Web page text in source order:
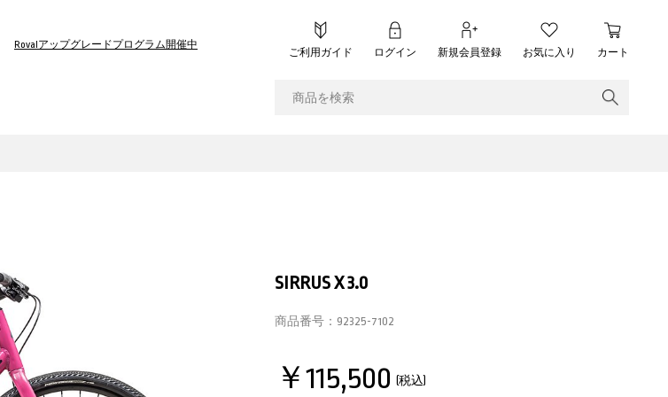
Rovalアップグレードプログラム開催中
ご利用ガイド ログイン 新規会員登録 お気に入り カート
SIRRUS X 3.0
商品番号： 92325-7102
￥115,500 (税込)